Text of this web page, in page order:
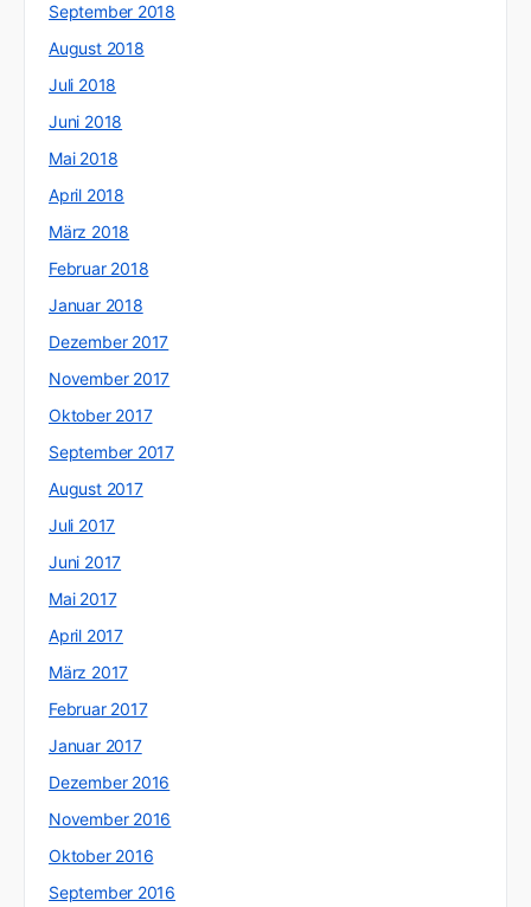
September 2018
August 2018
Juli 2018
Juni 2018
Mai 2018
April 2018
März 2018
Februar 2018
Januar 2018
Dezember 2017
November 2017
Oktober 2017
September 2017
August 2017
Juli 2017
Juni 2017
Mai 2017
April 2017
März 2017
Februar 2017
Januar 2017
Dezember 2016
November 2016
Oktober 2016
September 2016